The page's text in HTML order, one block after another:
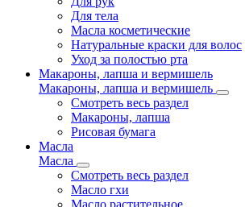
Для тела
Масла косметические
Натуральные краски для волос
Уход за полостью рта
Макароны, лапша и вермишель
Макароны, лапша и вермишель
Смотреть весь раздел
Макароны, лапша
Рисовая бумага
Масла
Масла
Смотреть весь раздел
Масло гхи
Масло растительное